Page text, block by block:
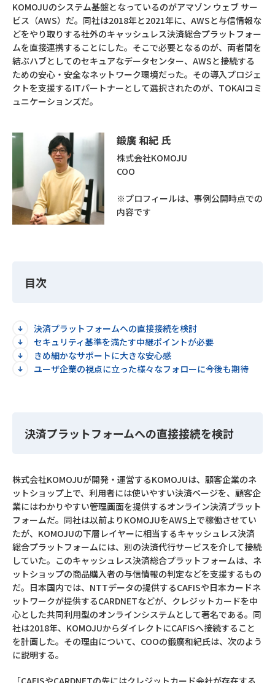
KOMOJUのシステム基盤となっているのがアマゾン ウェブ サー
ビス（AWS）だ。同社は2018年と2021年に、AWSと与信情報な
どをやり取りする社外のキャッシュレス決済総合プラットフォー
ムを直接連携することにした。そこで必要となるのが、両者間を
結ぶハブとしてのセキュアなデータセンター、AWSと接続する
ための安心・安全なネットワーク環境だった。その導入プロジェ
クトを支援するITパートナーとして選択されたのが、TOKAIコミ
ュニケーションズだ。
鍛廣 和紀 氏
株式会社KOMOJU
COO
※プロフィールは、事例公開時点での
内容です
目次
決済プラットフォームへの直接接続を検討
セキュリティ基準を満たす中継ポイントが必要
きめ細かなサポートに大きな安心感
ユーザ企業の視点に立った様々なフォローに今後も期待
決済プラットフォームへの直接接続を検討
株式会社KOMOJUが開発・運営するKOMOJUは、顧客企業のネ
ットショップ上で、利用者には使いやすい決済ページを、顧客企
業にはわかりやすい管理画面を提供するオンライン決済プラット
フォームだ。同社は以前よりKOMOJUをAWS上で稼働させてい
たが、KOMOJUの下層レイヤーに相当するキャッシュレス決済
総合プラットフォームには、別の決済代行サービスを介して接続
していた。このキャッシュレス決済総合プラットフォームは、ネ
ットショップの商品購入者の与信情報の判定などを支援するもの
だ。日本国内では、NTTデータの提供するCAFISや日本カードネ
ットワークが提供するCARDNETなどが、クレジットカードを中
心とした共同利用型のオンラインシステムとして著名である。同
社は2018年、KOMOJUからダイレクトにCAFISへ接続すること
を計画した。その理由について、COOの鍛廣和紀氏は、次のよう
に説明する。
「CAFISやCARDNETの先にはクレジットカード会社が存在する